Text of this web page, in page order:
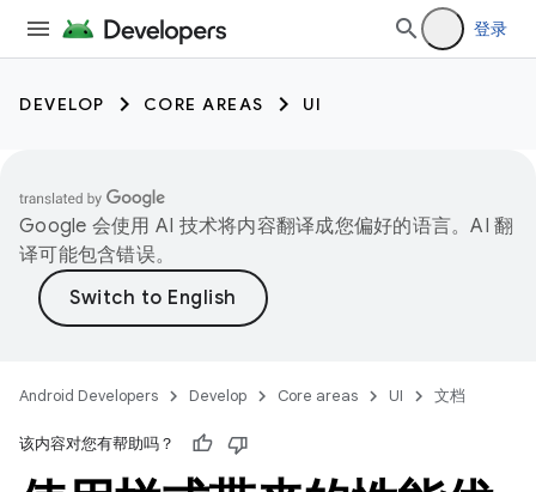
登录
DEVELOP CORE AREAS UI
Google 会使用 AI 技术将内容翻译成您偏好的语言。AI 翻
译可能包含错误。
Android Developers Develop Core areas UI 文档
该内容对您有帮助吗？